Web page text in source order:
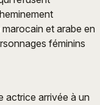
et arabe en
féminins
actrice arrivée à un